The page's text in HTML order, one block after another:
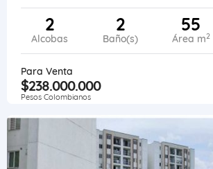
2
Alcobas
2
Baño(s)
55
Área m2
Para Venta
$238.000.000
Pesos Colombianos